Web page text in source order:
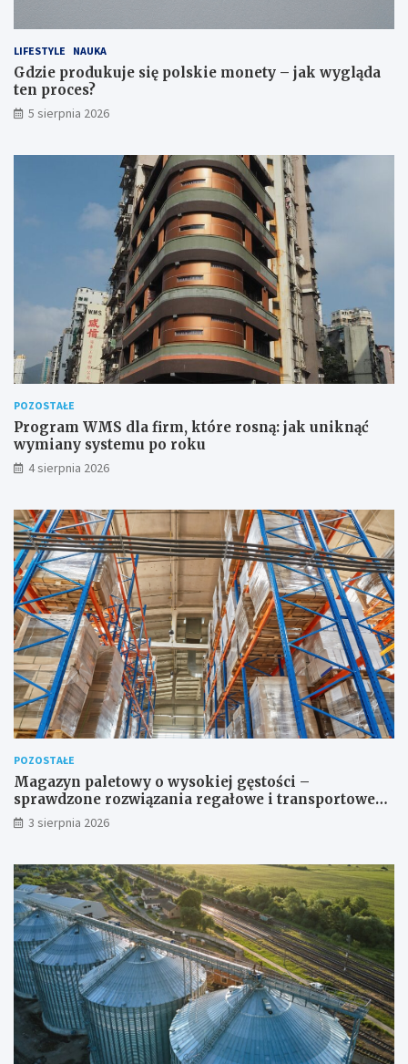
LIFESTYLE NAUKA
Gdzie produkuje się polskie monety – jak wygląda
ten proces?
5 sierpnia 2026
POZOSTAŁE
Program WMS dla firm, które rosną: jak uniknąć
wymiany systemu po roku
4 sierpnia 2026
POZOSTAŁE
Magazyn paletowy o wysokiej gęstości –
sprawdzone rozwiązania regałowe i transportowe
dla wymagających przestrzeni
3 sierpnia 2026